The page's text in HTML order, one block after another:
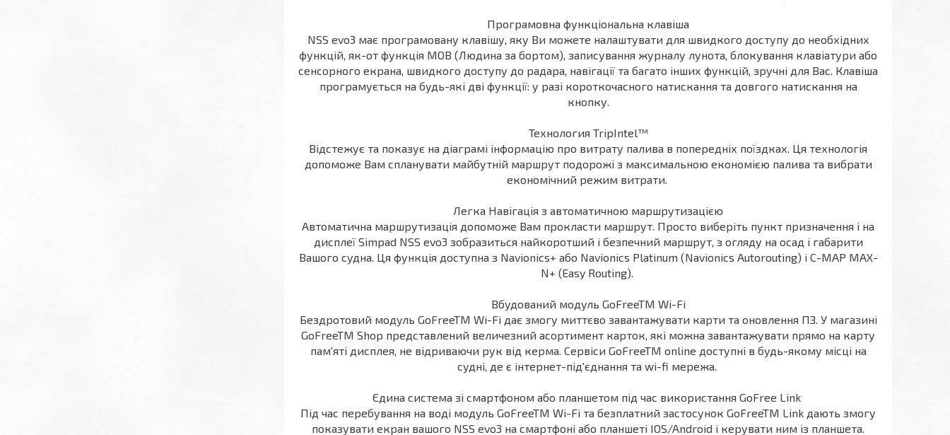
Програмовна функціональна клавіша
NSS evo3 має програмовану клавішу, яку Ви можете налаштувати для швидкого доступу до необхідних
функцій, як-от функція MOB (Людина за бортом), записування журналу лунота, блокування клавіатури або
сенсорного екрана, швидкого доступу до радара, навігації та багато інших функцій, зручні для Вас. Клавіша
програмується на будь-які дві функції: у разі короткочасного натискання та довгого натискання на
кнопку.
Технология TripIntel™
Відстежує та показує на діаграмі інформацію про витрату палива в попередніх поїздках. Ця технологія
допоможе Вам спланувати майбутній маршрут подорожі з максимальною економією палива та вибрати
економічний режим витрати.
Легка Навігація з автоматичною маршрутизацією
Автоматична маршрутизація допоможе Вам прокласти маршрут. Просто виберіть пункт призначення і на
дисплеї Simpad NSS evo3 зобразиться найкоротший і безпечний маршрут, з огляду на осад і габарити
Вашого судна. Ця функція доступна з Navionics+ або Navionics Platinum (Navionics Autorouting) і C-MAP MAX-
N+ (Easy Routing).
Вбудований модуль GoFreeTM Wi-Fi
Бездротовий модуль GoFreeTM Wi-Fi дає змогу миттєво завантажувати карти та оновлення ПЗ. У магазині
GoFreeTM Shop представлений величезний асортимент карток, які можна завантажувати прямо на карту
пам'яті дисплея, не відриваючи рук від керма. Сервіси GoFreeTM online доступні в будь-якому місці на
судні, де є інтернет-під'єднання та wi-fi мережа.
Єдина система зі смартфоном або планшетом під час використання GoFree Link
Під час перебування на воді модуль GoFreeTM Wi-Fi та безплатний застосунок GoFreeTM Link дають змогу
показувати екран вашого NSS evo3 на смартфоні або планшеті IOS/Android і керувати ним із планшета.